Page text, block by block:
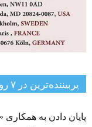
پربیننده‌ترین‌ در ۷ روز گذشته
پایان دادن به